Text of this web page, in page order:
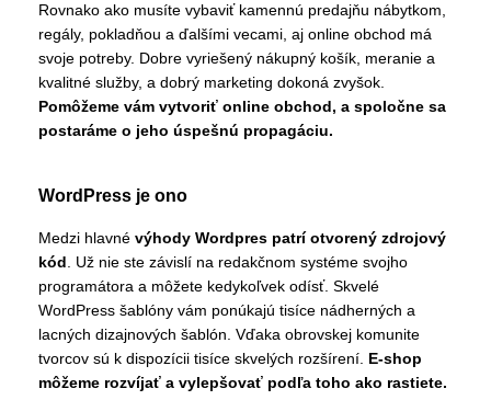
Rovnako ako musíte vybaviť kamennú predajňu nábytkom,
regály, pokladňou a ďalšími vecami, aj online obchod má
svoje potreby. Dobre vyriešený nákupný košík, meranie a
kvalitné služby, a dobrý marketing dokoná zvyšok.
Pomôžeme vám vytvoriť online obchod, a spoločne sa
postaráme o jeho úspešnú propagáciu.
WordPress je ono
Medzi hlavné výhody Wordpres patrí otvorený zdrojový
kód. Už nie ste závislí na redakčnom systéme svojho
programátora a môžete kedykoľvek odísť. Skvelé
WordPress šablóny vám ponúkajú tisíce nádherných a
lacných dizajnových šablón. Vďaka obrovskej komunite
tvorcov sú k dispozícii tisíce skvelých rozšírení. E-shop
môžeme rozvíjať a vylepšovať podľa toho ako rastiete.